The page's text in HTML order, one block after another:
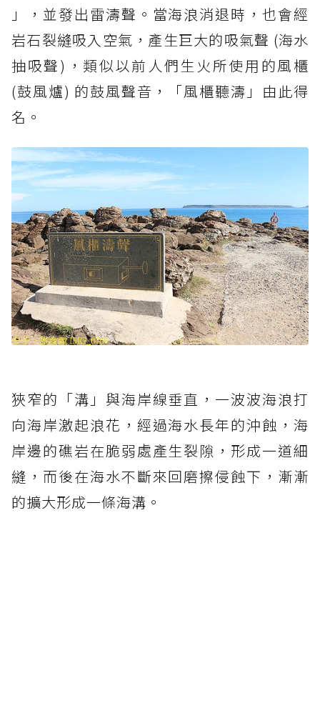
」，並發出雷濤聲。當海浪消退時，也會經
岩石裂縫吸入空氣，產生巨大的吸氣聲 (海水
抽吸聲)，類似以前人們生火所使用的風櫃
(鼓風爐) 的鼓風聲音，「風櫃聽濤」由此得
名。
狹窄的「溝」與海岸線垂直，一波波海浪打
向海岸激起浪花，經過海水長年的沖蝕，海
岸邊的礁岩在脆弱處產生裂隙，形成一道細
縫，而後在海水不斷來回磨擦侵蝕下，漸漸
的擴大形成一條海溝。